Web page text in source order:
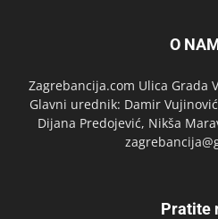
O
Zagrebancija.com Ulica Grada
Glavni urednik: Damir
Dijana Predojević, Nikša
Pratite